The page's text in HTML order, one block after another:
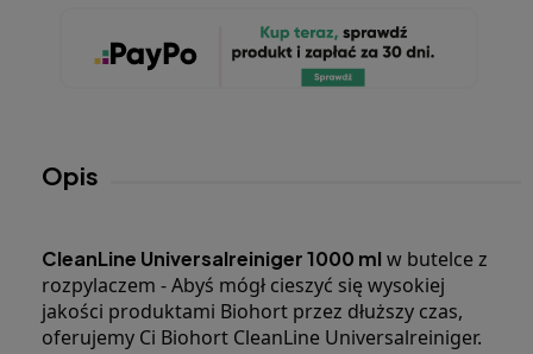
Opis
CleanLine Universalreiniger 1000 ml w butelce z
rozpylaczem - Abyś mógł cieszyć się wysokiej
jakości produktami Biohort przez dłuższy czas,
oferujemy Ci Biohort CleanLine Universalreiniger.